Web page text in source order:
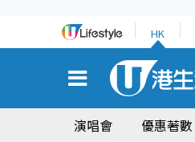
HK
演唱會 優惠著數